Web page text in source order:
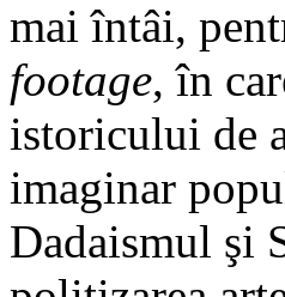
mai întâi,
footage, în
istoricului de
imaginar
Dadaismul şi